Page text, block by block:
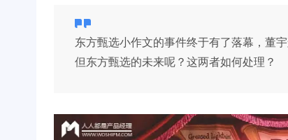
东方甄选小作文的事件终于有了落幕，董
但东方甄选的未来呢？这两者如何处理？